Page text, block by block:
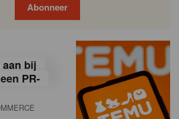
Abonneer
bij
PR-